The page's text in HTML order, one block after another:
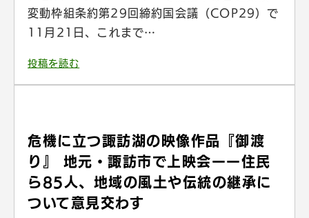
変動枠組条約第29回締約国会議（COP29）で
11月21日、これまで…
投稿を読む
危機に立つ諏訪湖の映像作品『御渡
り』 地元・諏訪市で上映会ーー住民
ら85人、地域の風土や伝統の継承に
ついて意見交わす